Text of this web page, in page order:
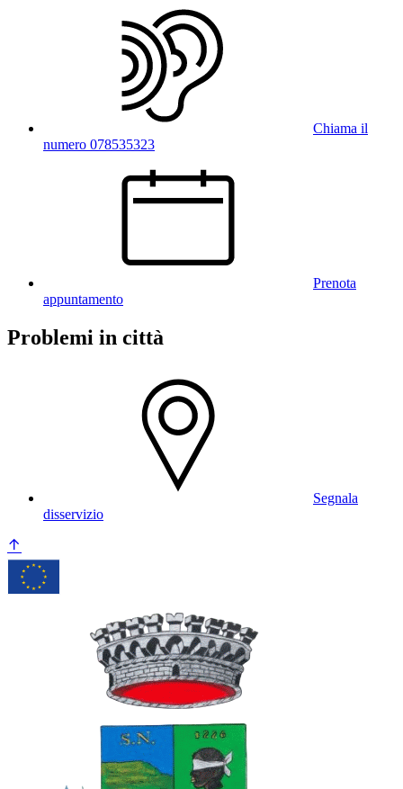
Chiama il
numero 078535323
Prenota
appuntamento
Problemi in città
Segnala
disservizio